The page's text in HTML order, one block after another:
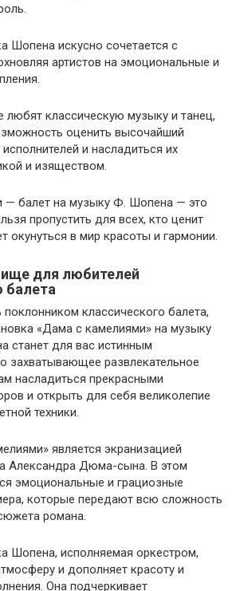
Шопена искусно сочетается с
артистов на эмоциональные и
любят классическую музыку и танец,
оценить высочайший
и насладиться их
и изяществом.
— балет на музыку Ф. Шопена — это
пропустить для всех, кто ценит
окунуться в мир красоты и гармонии.
для любителей
балета
поклонником классического балета,
«Дама с камелиями» на музыку
станет для вас истинным
захватывающее развлекательное
насладиться прекрасными
и открыть для себя великолепие
техники.
является экранизацией
Александра Дюма-сына. В этом
эмоциональные и грациозные
которые передают всю сложность
романа.
Шопена, исполняемая оркестром,
и дополняет красоту и
Она подчеркивает